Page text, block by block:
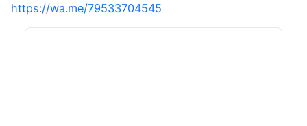
https://wa.me/79533704545